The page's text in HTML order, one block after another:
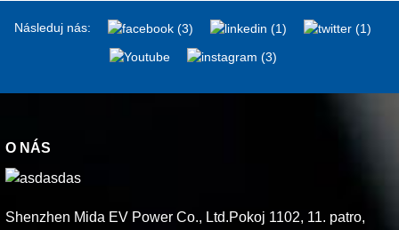
Následuj nás:
O NÁS
Shenzhen Mida EV Power Co., Ltd.Pokoj 1102, 11. patro,